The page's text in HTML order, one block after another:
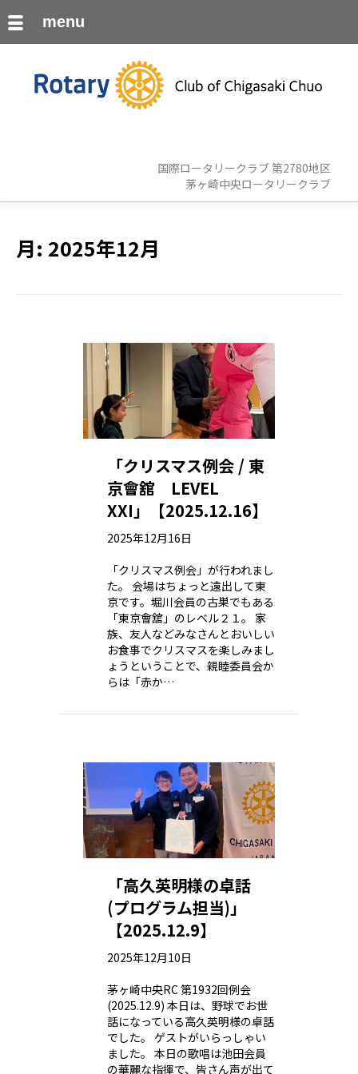
国際ロータリークラブ 第2780地区
茅ヶ崎中央ロータリークラブ
月: 2025年12月
「クリスマス例会 / 東
京會舘 LEVEL
XXI」【2025.12.16】
2025年12月16日
「クリスマス例会」が行われまし
た。 会場はちょっと遠出して東
京です。堀川会員の古巣でもある
「東京會舘」のレベル２１。 家
族、友人などみなさんとおいしい
お食事でクリスマスを楽しみまし
ょうということで、親睦委員会か
らは「赤か…
「高久英明様の卓話
(プログラム担当)」
【2025.12.9】
2025年12月10日
茅ヶ崎中央RC 第1932回例会
(2025.12.9) 本日は、野球でお世
話になっている高久英明様の卓話
でした。 ゲストがいらっしゃい
ました。 本日の歌唱は池田会員
の華麗な指揮で、皆さん声が出て
menu